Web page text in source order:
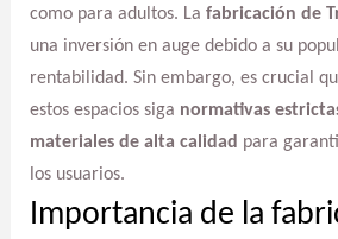
como para adultos. La fabricación de
una inversión en auge debido a su
rentabilidad. Sin embargo, es crucial
estos espacios siga normativas
materiales de alta calidad para
los usuarios.
Importancia de la